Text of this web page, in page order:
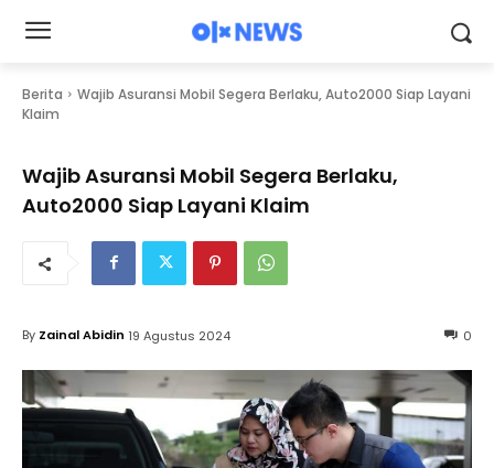
Berita
Wajib Asuransi Mobil Segera Berlaku, Auto2000 Siap Layani
Klaim
Wajib Asuransi Mobil Segera Berlaku,
Auto2000 Siap Layani Klaim
0
By Zainal Abidin 19 Agustus 2024